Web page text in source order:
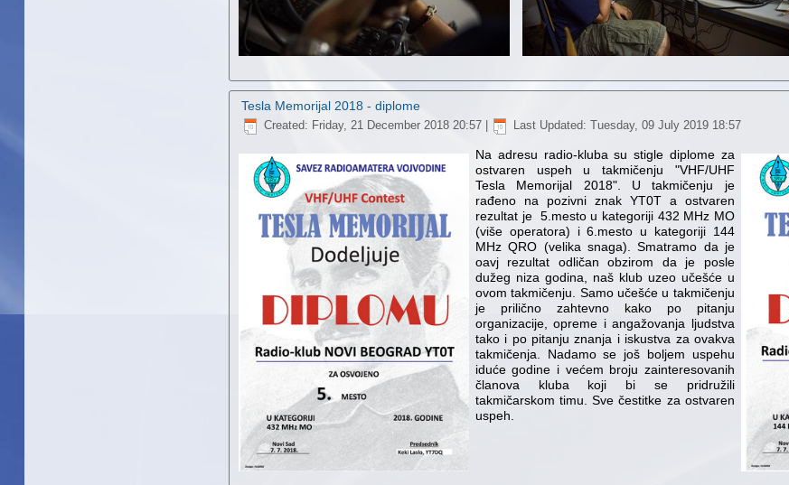
Tesla Memorijal 2018 - diplome
Created: Friday, 21 December 2018 20:57| Last Updated: Tuesday, 09 July 2019 18:57
Na adresu radio-kluba su stigle diplome za
ostvaren uspeh u takmičenju "VHF/UHF
Tesla Memorijal 2018". U takmičenju je
rađeno na pozivni znak YT0T a ostvaren
rezultat je 5.mesto u kategoriji 432 MHz MO
(više operatora) i 6.mesto u kategoriji 144
MHz QRO (velika snaga). Smatramo da je
oavj rezultat odličan obzirom da je posle
dužeg niza godina, naš klub uzeo učešće u
ovom takmičenju. Samo učešće u takmičenju
je prilično zahtevno kako po pitanju
organizacije, opreme i angažovanja ljudstva
tako i po pitanju znanja i iskustva za ovakva
takmičenja. Nadamo se još boljem uspehu
iduće godine i većem broju zainteresovanih
članova kluba koji bi se pridružili
takmičarskom timu. Sve čestitke za ostvaren
uspeh.